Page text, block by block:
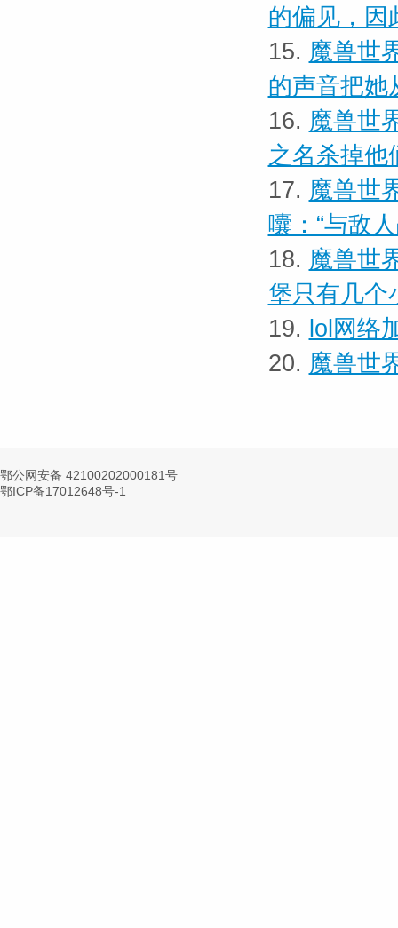
的偏见，因
15. 魔兽世
的声音把她
16. 魔兽世
之名杀掉他
17. 魔兽世
囔：“与敌
18. 魔兽世
堡只有几个
19. lol网络
20. 魔兽世
鄂公网安备 42100202000181号
鄂ICP备17012648号-1